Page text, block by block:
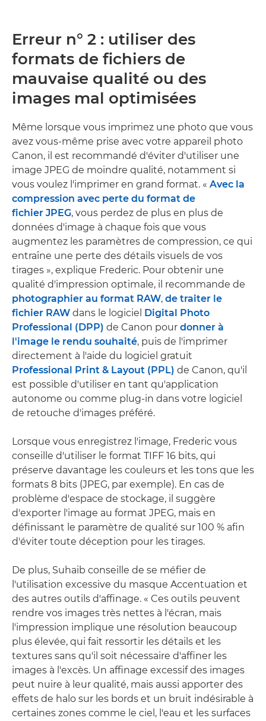
Erreur n° 2 : utiliser des
formats de fichiers de
mauvaise qualité ou des
images mal optimisées
Même lorsque vous imprimez une photo que vous
avez vous-même prise avec votre appareil photo
Canon, il est recommandé d'éviter d'utiliser une
image JPEG de moindre qualité, notamment si
vous voulez l'imprimer en grand format. « Avec la
compression avec perte du format de
fichier JPEG, vous perdez de plus en plus de
données d'image à chaque fois que vous
augmentez les paramètres de compression, ce qui
entraîne une perte des détails visuels de vos
tirages », explique Frederic. Pour obtenir une
qualité d'impression optimale, il recommande de
photographier au format RAW, de traiter le
fichier RAW dans le logiciel
Digital Photo
Professional (DPP) de Canon pour donner à
l'image le rendu souhaité, puis de l'imprimer
directement à l'aide du logiciel gratuit
Professional Print & Layout (PPL) de Canon, qu'il
est possible d'utiliser en tant qu'application
autonome ou comme plug-in dans votre logiciel
de retouche d'images préféré.
Lorsque vous enregistrez l'image, Frederic vous
conseille d'utiliser le format TIFF 16 bits, qui
préserve davantage les couleurs et les tons que les
formats 8 bits (JPEG, par exemple). En cas de
problème d'espace de stockage, il suggère
d'exporter l'image au format JPEG, mais en
définissant le paramètre de qualité sur 100 % afin
d'éviter toute déception pour les tirages.
De plus, Suhaib conseille de se méfier de
l'utilisation excessive du masque Accentuation et
des autres outils d'affinage. « Ces outils peuvent
rendre vos images très nettes à l'écran, mais
l'impression implique une résolution beaucoup
plus élevée, qui fait ressortir les détails et les
textures sans qu'il soit nécessaire d'affiner les
images à l'excès. Un affinage excessif des images
peut nuire à leur qualité, mais aussi apporter des
effets de halo sur les bords et un bruit indésirable à
certaines zones comme le ciel, l'eau et les surfaces